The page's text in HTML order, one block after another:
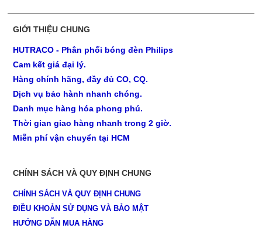
GIỚI THIỆU CHUNG
HUTRACO - Phân phối bóng đèn Philips
Cam kết giá đại lý.
Hàng chính hãng, đầy đủ CO, CQ.
Dịch vụ bảo hành nhanh chóng.
Danh mục hàng hóa phong phú.
Thời gian giao hàng nhanh trong 2 giờ.
Miễn phí vận chuyển tại HCM
CHÍNH SÁCH VÀ QUY ĐỊNH CHUNG
CHÍNH SÁCH VÀ QUY ĐỊNH CHUNG
ĐIỀU KHOẢN SỬ DỤNG VÀ BẢO MẬT
HƯỚNG DẪN MUA HÀNG